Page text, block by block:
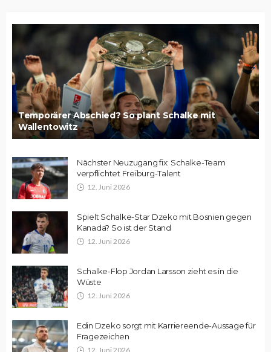
Temporärer Abschied? So plant Schalke mit
Wallentowitz
Nächster Neuzugang fix: Schalke-Team
verpflichtet Freiburg-Talent
12. Juni 2026
Spielt Schalke-Star Dzeko mit Bosnien gegen
Kanada? So ist der Stand
12. Juni 2026
Schalke-Flop Jordan Larsson zieht es in die
Wüste
12. Juni 2026
Edin Dzeko sorgt mit Karriereende-Aussage für
Fragezeichen
12. Juni 2026